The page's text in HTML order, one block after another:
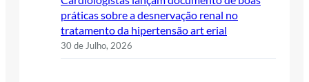
práticas sobre a desnervação renal no
tratamento da hipertensão art erial
30 de Julho, 2026